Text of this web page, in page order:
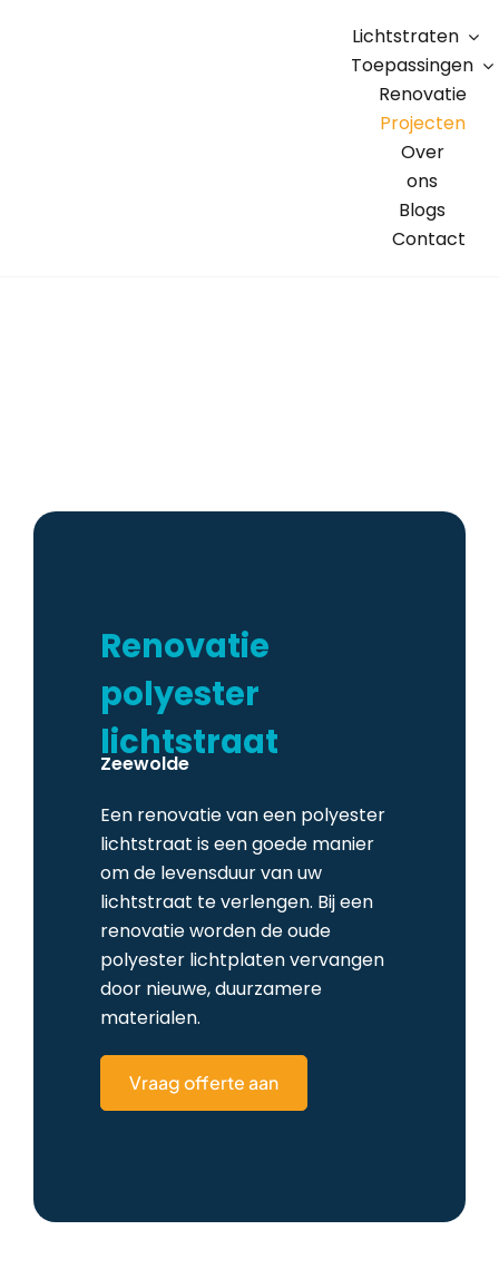
Lichtstraten
Toepassingen
Renovatie
Projecten
Over
ons
Blogs
Contact
Renovatie
polyester
lichtstraat
Zeewolde
Een renovatie van een polyester
lichtstraat is een goede manier
om de levensduur van uw
lichtstraat te verlengen. Bij een
renovatie worden de oude
polyester lichtplaten vervangen
door nieuwe, duurzamere
materialen.
Vraag offerte aan